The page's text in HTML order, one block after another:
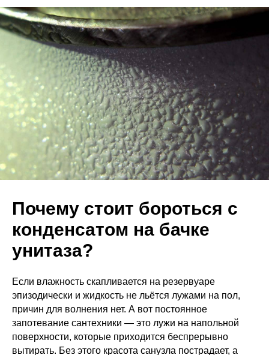
Почему стоит бороться с
конденсатом на бачке
унитаза?
Если влажность скапливается на резервуаре
эпизодически и жидкость не льётся лужами на пол,
причин для волнения нет. А вот постоянное
запотевание сантехники — это лужи на напольной
поверхности, которые приходится беспрерывно
вытирать. Без этого красота санузла пострадает, а